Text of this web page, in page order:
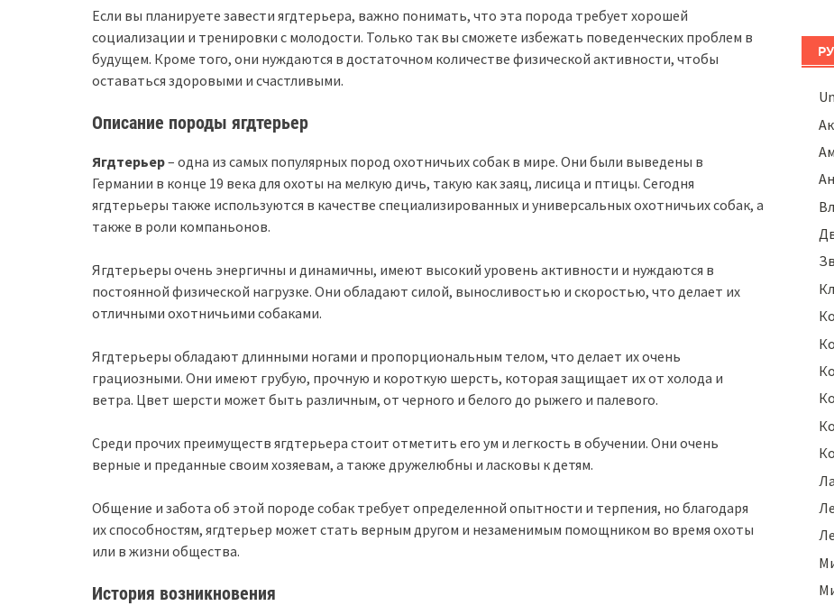
Если вы планируете завести ягдтерьера, важно понимать, что эта порода требует хорошей
социализации и тренировки с молодости. Только так вы сможете избежать поведенческих проблем в
будущем. Кроме того, они нуждаются в достаточном количестве физической активности, чтобы
оставаться здоровыми и счастливыми.
Описание породы ягдтерьер
Ягдтерьер– одна из самых популярных пород охотничьих собак в мире. Они были выведены в
Германии в конце 19 века для охоты на мелкую дичь, такую как заяц, лисица и птицы. Сегодня
ягдтерьеры также используются в качестве специализированных и универсальных охотничьих собак, а
также в роли компаньонов.
Ягдтерьеры очень энергичны и динамичны, имеют высокий уровень активности и нуждаются в
постоянной физической нагрузке. Они обладают силой, выносливостью и скоростью, что делает их
отличными охотничьими собаками.
Ягдтерьеры обладают длинными ногами и пропорциональным телом, что делает их очень
грациозными. Они имеют грубую, прочную и короткую шерсть, которая защищает их от холода и
ветра. Цвет шерсти может быть различным, от черного и белого до рыжего и палевого.
Среди прочих преимуществ ягдтерьера стоит отметить его ум и легкость в обучении. Они очень
верные и преданные своим хозяевам, а также дружелюбны и ласковы к детям.
Общение и забота об этой породе собак требует определенной опытности и терпения, но благодаря
их способностям, ягдтерьер может стать верным другом и незаменимым помощником во время охоты
или в жизни общества.
История возникновения